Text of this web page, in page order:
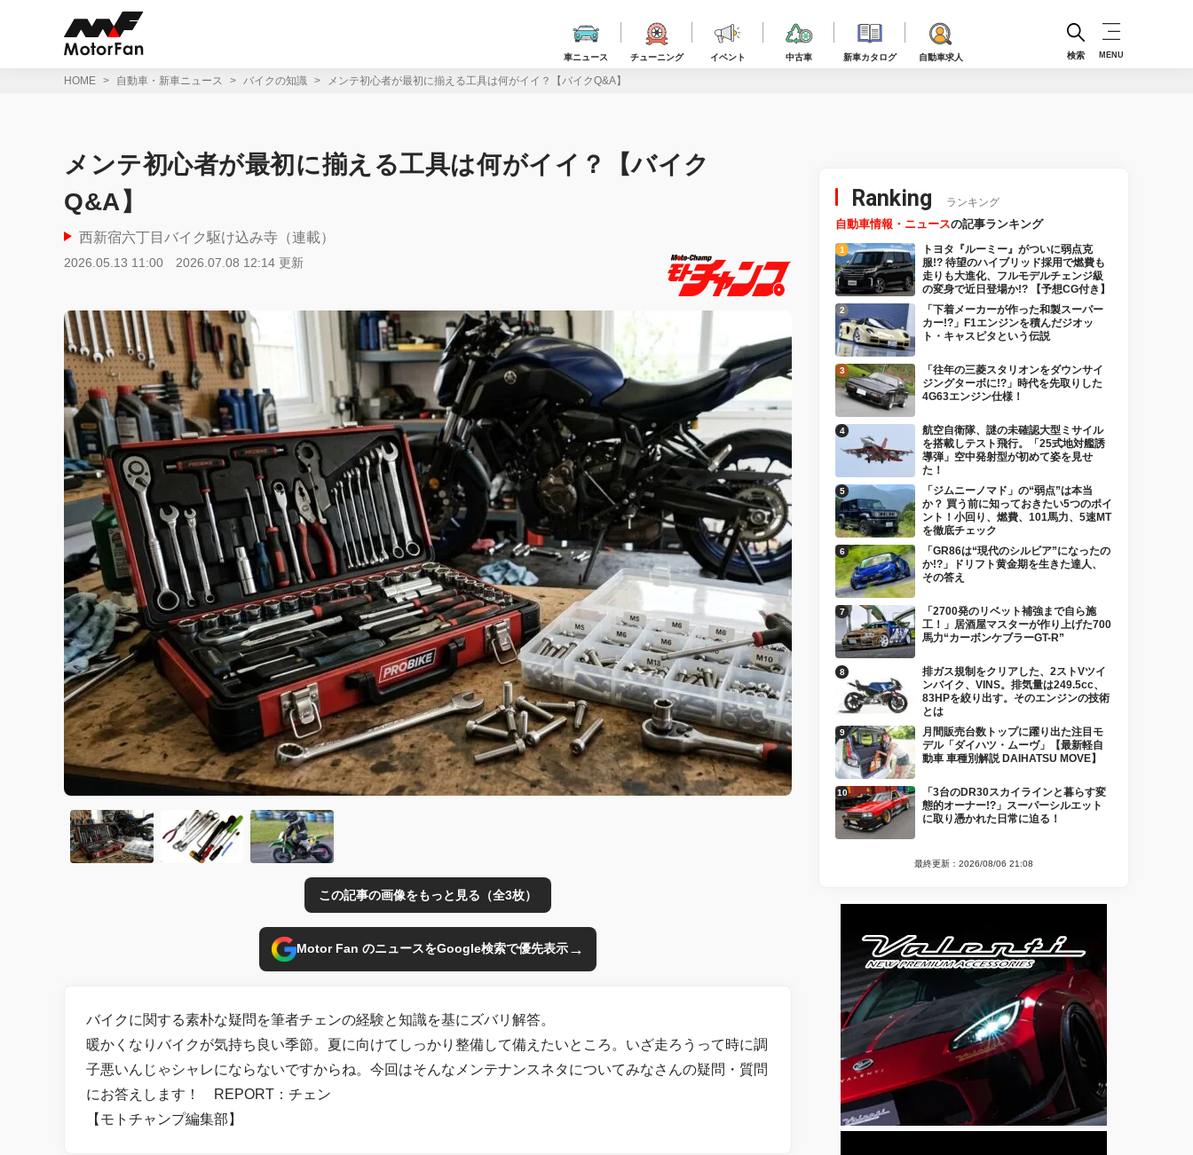
車ニュース チューニング イベント 中古車 新車カタログ 自動車求人 検索 MENU
HOME 自動車・新車ニュース バイクの知識 メンテ初心者が最初に揃える工具は何がイイ？【バイクQ&A】
メンテ初心者が最初に揃える工具は何がイイ？【バイク
Q&A】
西新宿六丁目バイク駆け込み寺（連載）
2026.05.13 11:00 2026.07.08 12:14 更新
この記事の画像をもっと見る（全3枚）
Motor Fan のニュースをGoogle検索で優先表示→
バイクに関する素朴な疑問を筆者チェンの経験と知識を基にズバリ解答。
暖かくなりバイクが気持ち良い季節。夏に向けてしっかり整備して備えたいところ。いざ走ろうって時に調
子悪いんじゃシャレにならないですからね。今回はそんなメンテナンスネタについてみなさんの疑問・質問
にお答えします！ REPORT：チェン
【モトチャンプ編集部】
Ranking ランキング
自動車情報・ニュースの記事ランキング
トヨタ『ルーミー』がついに弱点克
服!? 待望のハイブリッド採用で燃費も
走りも大進化、フルモデルチェンジ級
の変身で近日登場か!? 【予想CG付き】
「下着メーカーが作った和製スーパー
カー!?」F1エンジンを積んだジオッ
ト・キャスピタという伝説
「往年の三菱スタリオンをダウンサイ
ジングターボに!?」時代を先取りした
4G63エンジン仕様！
航空自衛隊、謎の未確認大型ミサイル
を搭載しテスト飛行。「25式地対艦誘
導弾」空中発射型が初めて姿を見せ
た！
「ジムニーノマド」の“弱点”は本当
か？ 買う前に知っておきたい5つのポイ
ント！小回り、燃費、101馬力、5速MT
を徹底チェック
「GR86は“現代のシルビア”になったの
か!?」ドリフト黄金期を生きた達人、
その答え
「2700発のリベット補強まで自ら施
工！」居酒屋マスターが作り上げた700
馬力“カーボンケブラーGT-R”
排ガス規制をクリアした、2ストVツイ
ンバイク、VINS。排気量は249.5cc、
83HPを絞り出す。そのエンジンの技術
とは
月間販売台数トップに躍り出た注目モ
デル「ダイハツ・ムーヴ」【最新軽自
動車 車種別解説 DAIHATSU MOVE】
「3台のDR30スカイラインと暮らす変
態的オーナー!?」スーパーシルエット
に取り憑かれた日常に迫る！
最終更新：2026/08/06 21:08